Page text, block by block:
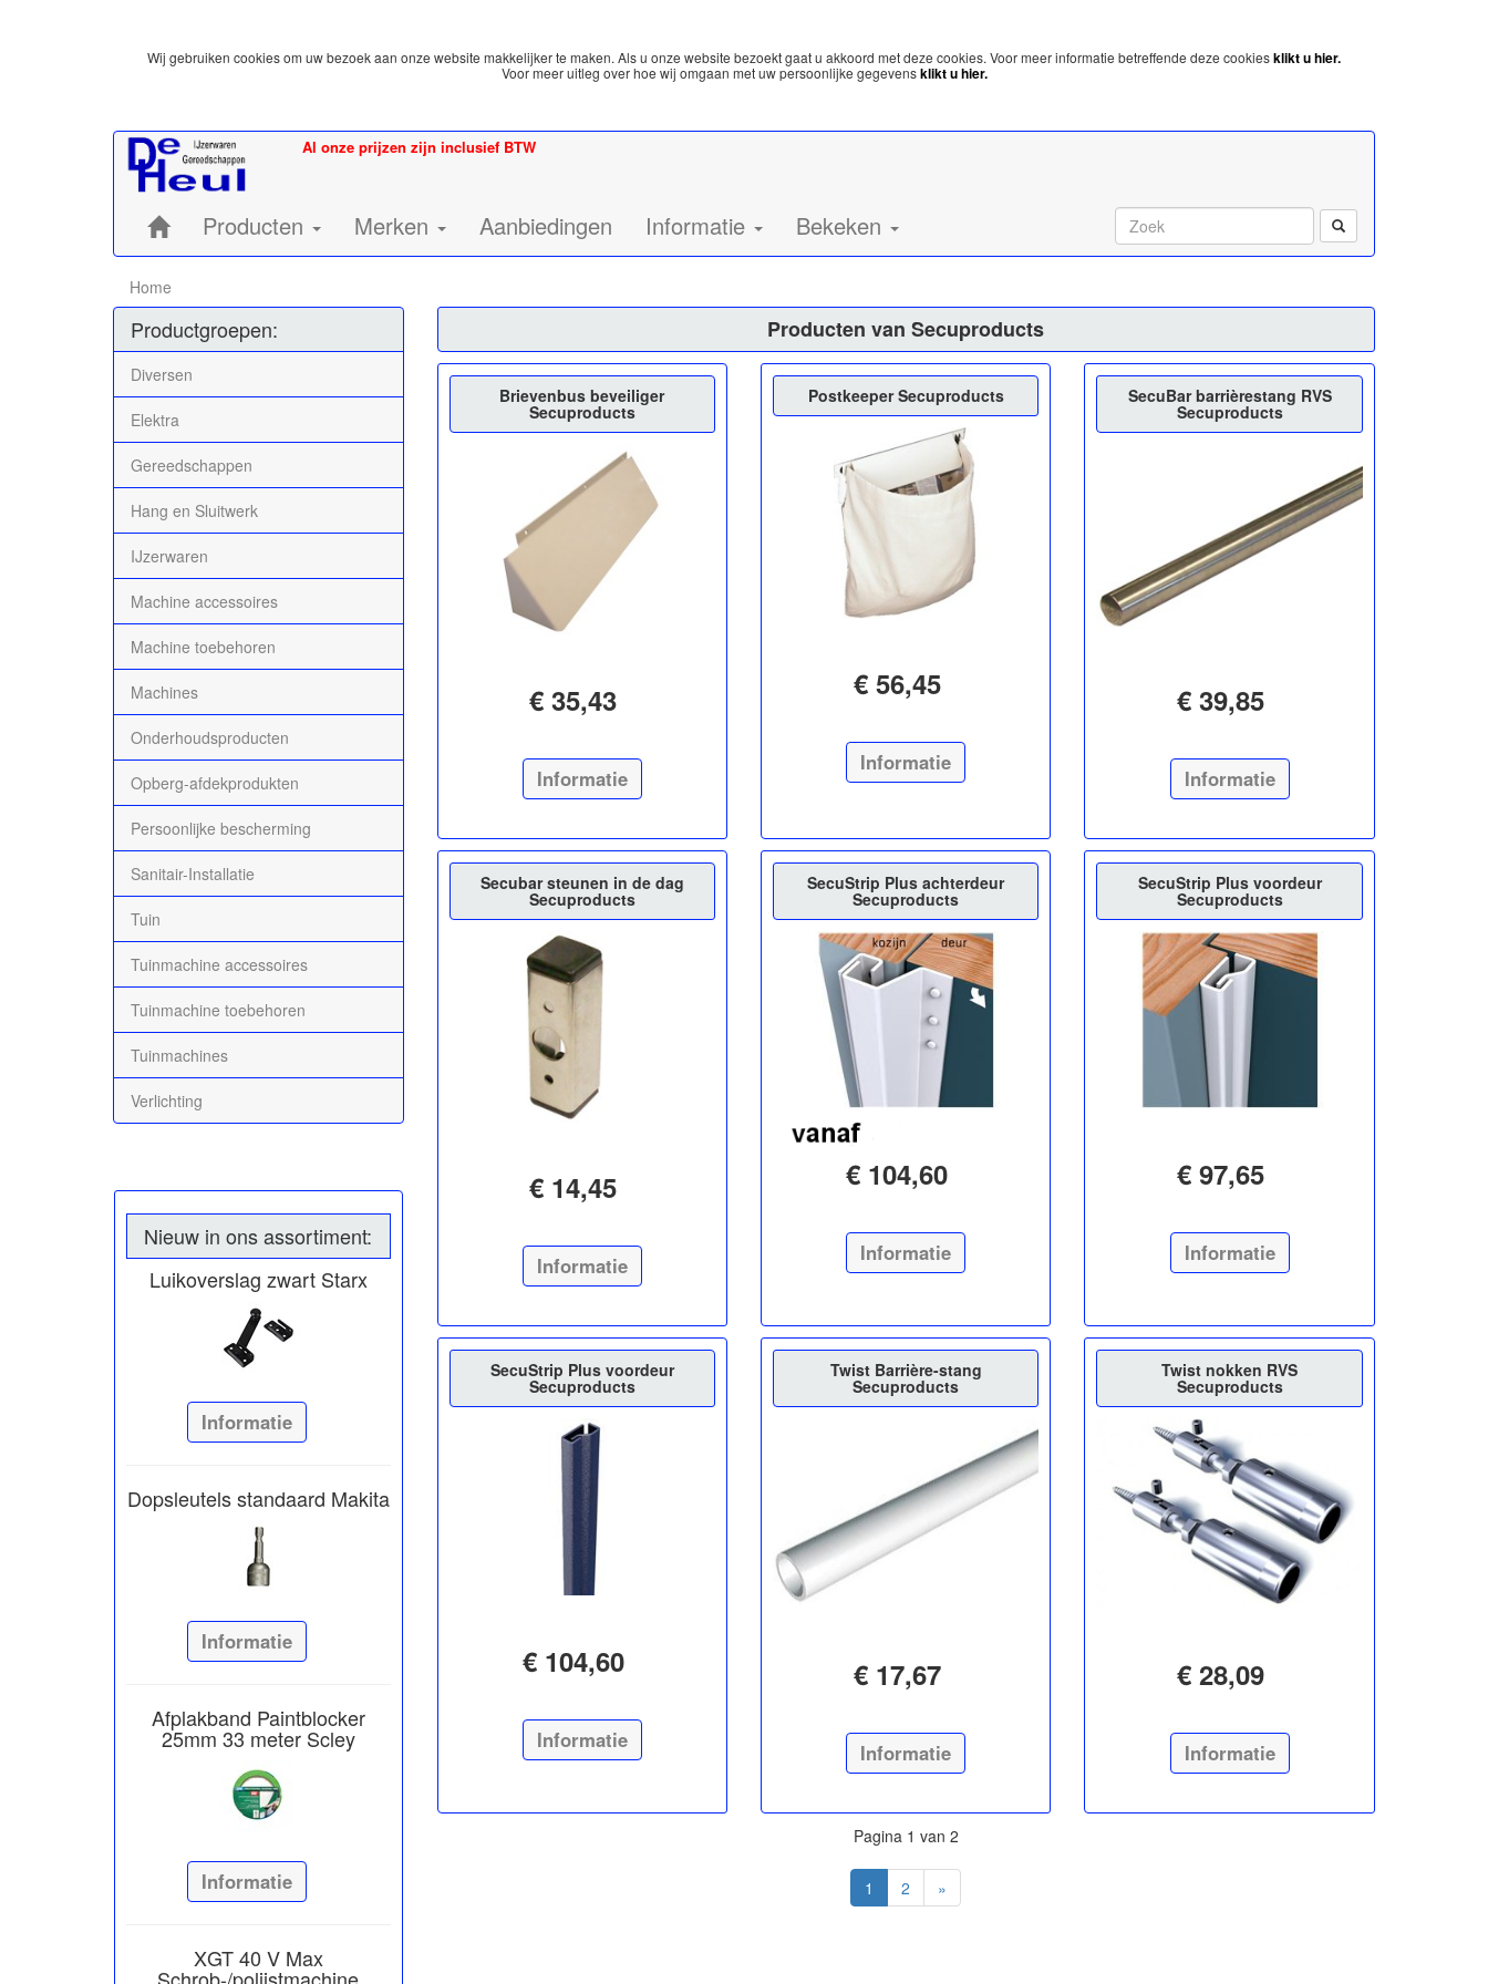
Wij gebruiken cookies om uw bezoek aan onze website makkelijker te maken. Als u onze website bezoekt gaat u akkoord met deze cookies. Voor meer informatie betreffende deze cookiesklikt u hier.
Voor meer uitleg over hoe wij omgaan met uw persoonlijke gegevensklikt u hier.
Al onze prijzen zijn inclusief BTW
Home:Producten Merken Aanbiedingen Informatie Bekeken
Home
Productgroepen:
Diversen
Elektra
Gereedschappen
Hang en Sluitwerk
IJzerwaren
Machine accessoires
Machine toebehoren
Machines
Onderhoudsproducten
Opberg-afdekprodukten
Persoonlijke bescherming
Sanitair-Installatie
Tuin
Tuinmachine accessoires
Tuinmachine toebehoren
Tuinmachines
Verlichting
Nieuw in ons assortiment:
Luikoverslag zwart Starx
Informatie
Dopsleutels standaard Makita
Informatie
Afplakband Paintblocker
25mm 33 meter Scley
Informatie
XGT 40 V Max
Schrob-/polijstmachine
Producten van Secuproducts
Brievenbus beveiliger
Secuproducts
€ 35,43
Informatie
Postkeeper Secuproducts
€ 56,45
Informatie
SecuBar barrièrestang RVS
Secuproducts
€ 39,85
Informatie
Secubar steunen in de dag
Secuproducts
€ 14,45
Informatie
SecuStrip Plus achterdeur
Secuproducts
€ 104,60
Informatie
SecuStrip Plus voordeur
Secuproducts
€ 97,65
Informatie
SecuStrip Plus voordeur
Secuproducts
€ 104,60
Informatie
Twist Barrière-stang
Secuproducts
€ 17,67
Informatie
Twist nokken RVS
Secuproducts
€ 28,09
Informatie
Pagina 1 van 2
1 2 »